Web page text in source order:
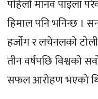
पहिलो मानव पाइला
हिमाल पनि भनिन्छ ।
हर्जोग र लचेनलको
तीन वर्षपछि विश्वको
सफल आरोहण भएको